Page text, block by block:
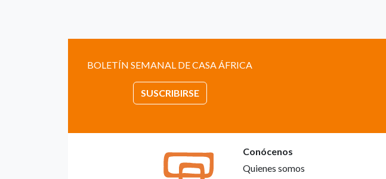
BOLETÍN SEMANAL DE CASA ÁFRICA
SUSCRIBIRSE
Conócenos
Quienes somos